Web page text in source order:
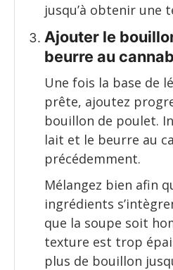
jusqu’à obtenir une
Ajouter le
beurre au
Une fois la base de
prête, ajoutez
bouillon de poulet.
lait et le beurre au
précédemment.
Mélangez bien afin
ingrédients
que la soupe soit
texture est trop
plus de bouillon